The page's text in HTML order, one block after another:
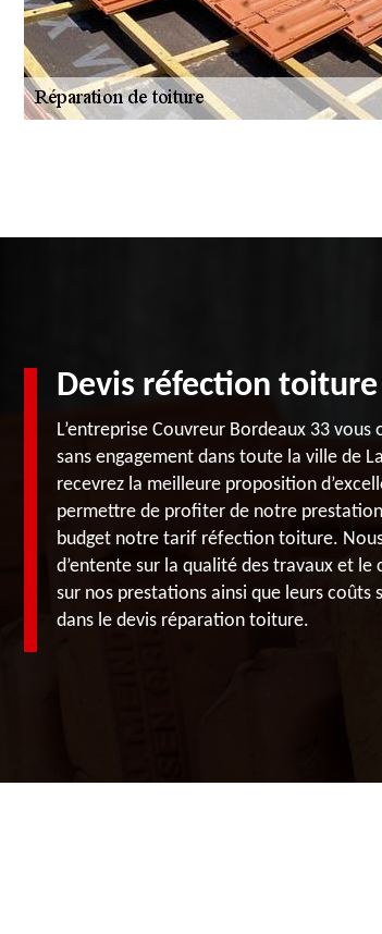
Devis réfection
L’entreprise Couvreur Bordeaux 33
sans engagement dans toute la ville de
recevrez la meilleure proposition
permettre de profiter de notre
budget notre tarif réfection toiture.
d’entente sur la qualité des travaux et
sur nos prestations ainsi que leurs
dans le devis réparation toiture.